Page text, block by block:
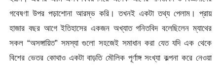
গবেষণা উপর পড়াশোনা আরম্ভ করি। তখনই একটা তথ্য পেলাম। প্রায়
হাজার বছর আগে ইতিহাসের একজন অখ্যাত গনিতবিদ বলেছিলেন ম্যাথের
সকল “অসঙ্গায়িত” সমস্যা গুলো সহজেই সমাধান করা যেত যদি এক থেকে
বিশের ভেতর কোথাও একটা বাড়তি মৌলিক পূর্ণাঙ্গ সংখ্যা কল্পনা করে নেওয়া